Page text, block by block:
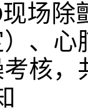
场
、
核，